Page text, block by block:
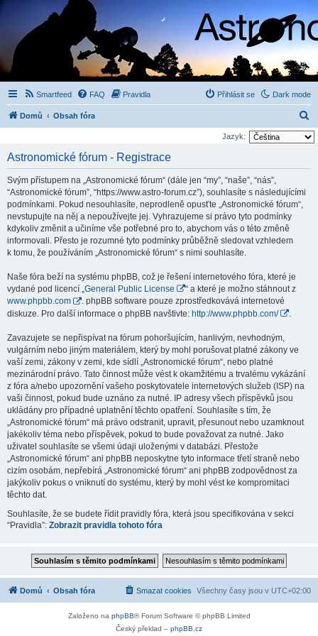
Dark mode
Smartfeed FAQ Pravidla Přihlásit se
Domů Obsah fóra
l
Jazyk:
Astronomické fórum - Registrace
Svým přístupem na „Astronomické fórum“ (dále jen “my”, “naše”, “nás”,
“Astronomické fórum”, “https://www.astro-forum.cz”), souhlasíte s následujícími
podmínkami. Pokud nesouhlasíte, neprodleně opusťte „Astronomické fórum“,
nevstupujte na něj a nepoužívejte jej. Vyhrazujeme si právo tyto podmínky
kdykoliv změnit a učiníme vše potřebné pro to, abychom vás o této změně
informovali. Přesto je rozumné tyto podmínky průběžně sledovat vzhledem
k tomu, že používáním „Astronomické fórum“ s nimi souhlasíte.
Naše fóra beží na systému phpBB, což je řešení internetového fóra, které je
vydané pod licencí „General Public License
“ a které je možno stáhnout z
www.phpbb.com
. phpBB software pouze zprostředkovává internetové
diskuze. Pro další informace o phpBB navštivte: http://www.phpbb.com/
Zavazujete se nepřispívat na fórum pohoršujícím, hanlivým, nevhodným,
vulgárním nebo jiným materiálem, který by mohl porušovat platné zákony ve
vaší zemi, zákony v zemi, kde sídlí „Astronomické fórum“, nebo platné
mezinárodní právo. Tato činnost může vést k okamžitému a trvalému vykázání
z fóra a/nebo upozornění vašeho poskytovatele internetových služeb (ISP) na
vaši činnost, pokud bude uznáno za nutné. IP adresy všech příspěvků jsou
ukládány pro případné uplatnění těchto opatření. Souhlasíte s tím, že
„Astronomické fórum“ má právo odstranit, upravit, přesunout nebo uzamknout
jakékoliv téma nebo příspěvek, pokud to bude považovat za nutné. Jako
uživatel souhlasíte se všemi údaji uloženými v databázi. Přestože
„Astronomické fórum“ ani phpBB neposkytne tyto informace třetí straně nebo
cizím osobám, nepřebírá „Astronomické fórum“ ani phpBB zodpovědnost za
jakýkoliv pokus o vniknutí do systému, který by mohl vést ke kompromitaci
těchto dat.
Souhlasíte, že se budete řídit pravidly fóra, která jsou specifikována v sekci
“Pravidla”: Zobrazit pravidla tohoto fóra
Domů Obsah fóra Všechny časy jsou v UTC+02:00
Smazat cookies
Založeno na phpBB® Forum Software © phpBB Limited
Český překlad – phpBB.cz